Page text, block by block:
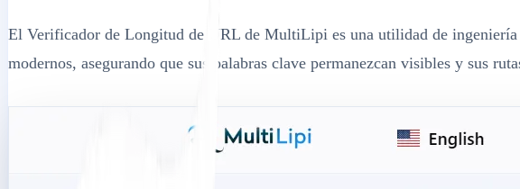
El Verificador de Longitud de URL de MultiLipi es una utilidad de ingeniería
modernos, asegurando que sus palabras clave permanezcan visibles y sus